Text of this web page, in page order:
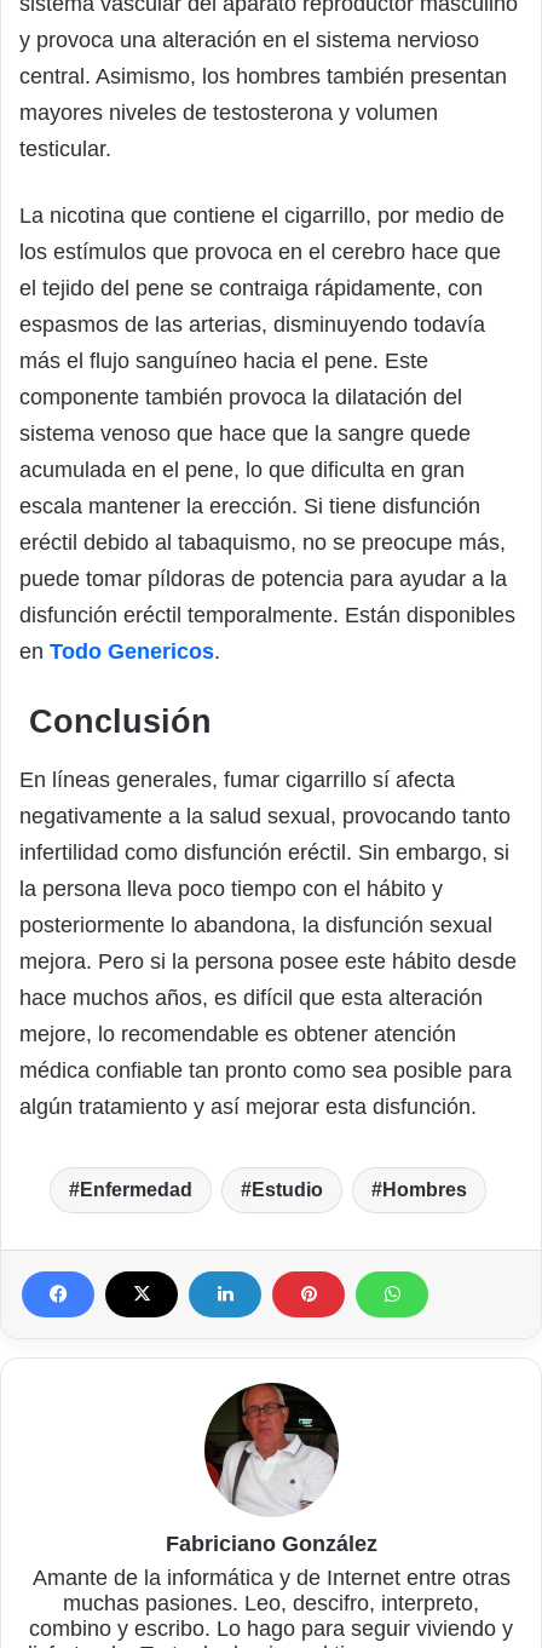
y provoca una alteración en el sistema nervioso
central. Asimismo, los hombres también presentan
mayores niveles de testosterona y volumen
testicular.
La nicotina que contiene el cigarrillo, por medio de
los estímulos que provoca en el cerebro hace que
el tejido del pene se contraiga rápidamente, con
espasmos de las arterias, disminuyendo todavía
más el flujo sanguíneo hacia el pene. Este
componente también provoca la dilatación del
sistema venoso que hace que la sangre quede
acumulada en el pene, lo que dificulta en gran
escala mantener la erección. Si tiene disfunción
eréctil debido al tabaquismo, no se preocupe más,
puede tomar píldoras de potencia para ayudar a la
disfunción eréctil temporalmente. Están disponibles
en Todo Genericos.
Conclusión
En líneas generales, fumar cigarrillo sí afecta
negativamente a la salud sexual, provocando tanto
infertilidad como disfunción eréctil. Sin embargo, si
la persona lleva poco tiempo con el hábito y
posteriormente lo abandona, la disfunción sexual
mejora. Pero si la persona posee este hábito desde
hace muchos años, es difícil que esta alteración
mejore, lo recomendable es obtener atención
médica confiable tan pronto como sea posible para
algún tratamiento y así mejorar esta disfunción.
Enfermedad Estudio Hombres
Fabriciano González
Amante de la informática y de Internet entre otras
muchas pasiones. Leo, descifro, interpreto,
combino y escribo. Lo hago para seguir viviendo y